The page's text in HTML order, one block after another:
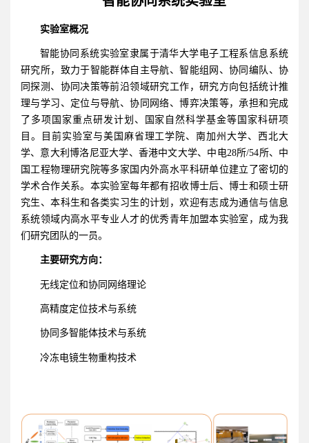
实验室概况
智能协同系统实验室隶属于清华大学电子工程系信息系统
研究所，致力于智能群体自主导航、智能组网、协同编队、协
同探测、协同决策等前沿领域研究工作，研究方向包括统计推
理与学习、定位与导航、协同网络、博弈决策等，承担和完成
了多项国家重点研发计划、国家自然科学基金等国家科研项
目。目前实验室与美国麻省理工学院、南加州大学、西北大
学、意大利博洛尼亚大学、香港中文大学、中电28所/54所、中
国工程物理研究院等多家国内外高水平科研单位建立了密切的
学术合作关系。本实验室每年都有招收博士后、博士和硕士研
究生、本科生和各类实习生的计划，欢迎有志成为通信与信息
系统领域内高水平专业人才的优秀青年加盟本实验室，成为我
们研究团队的一员。
主要研究方向：
无线定位和协同网络理论
高精度定位技术与系统
协同多智能体技术与系统
冷冻电镜生物重构技术